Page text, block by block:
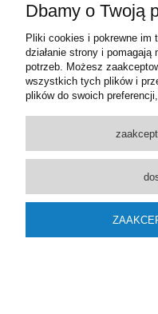
jasne włosy.
recepturką uwijają
kupki mokrego
ulewy. Wykopane
czy murki. Z
Paul zbiera
Dbamy o Twoją
Pliki cookies i pokrewne im
działanie strony i
potrzeb. Możesz
wszystkich tych plików i
plików do swoich